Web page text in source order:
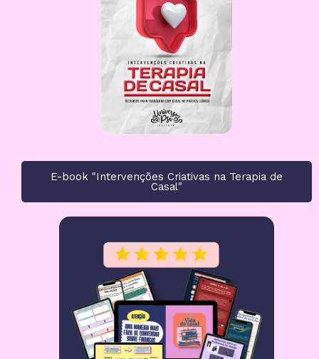
E-book "Intervenções Criativas na Terapia de
Casal"